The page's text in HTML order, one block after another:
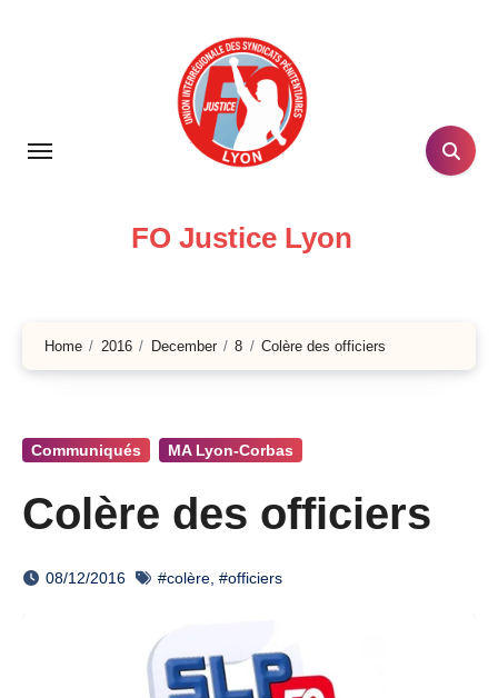
FO Justice Lyon
Home 2016 December 8 Colère des officiers
Communiqués MA Lyon-Corbas
Colère des officiers
08/12/2016 #colère #officiers